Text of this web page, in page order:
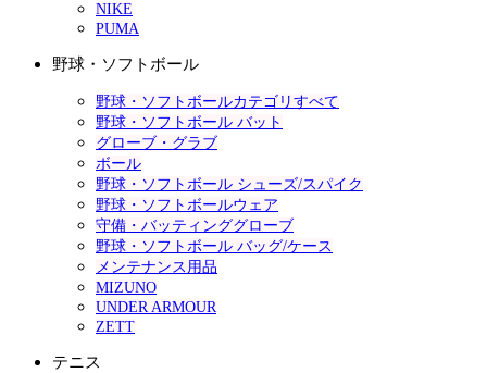
NIKE
PUMA
野球・ソフトボール
野球・ソフトボールカテゴリすべて
野球・ソフトボール バット
グローブ・グラブ
ボール
野球・ソフトボール シューズ/スパイク
野球・ソフトボールウェア
守備・バッティンググローブ
野球・ソフトボール バッグ/ケース
メンテナンス用品
MIZUNO
UNDER ARMOUR
ZETT
テニス